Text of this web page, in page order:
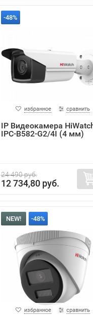
-48%
избранное сравнить
IP Видеокамера
IPC-B582-G2/4I (4 мм)
24 490 руб.
12 734,80 руб.
NEW! -48%
избранное сравнить